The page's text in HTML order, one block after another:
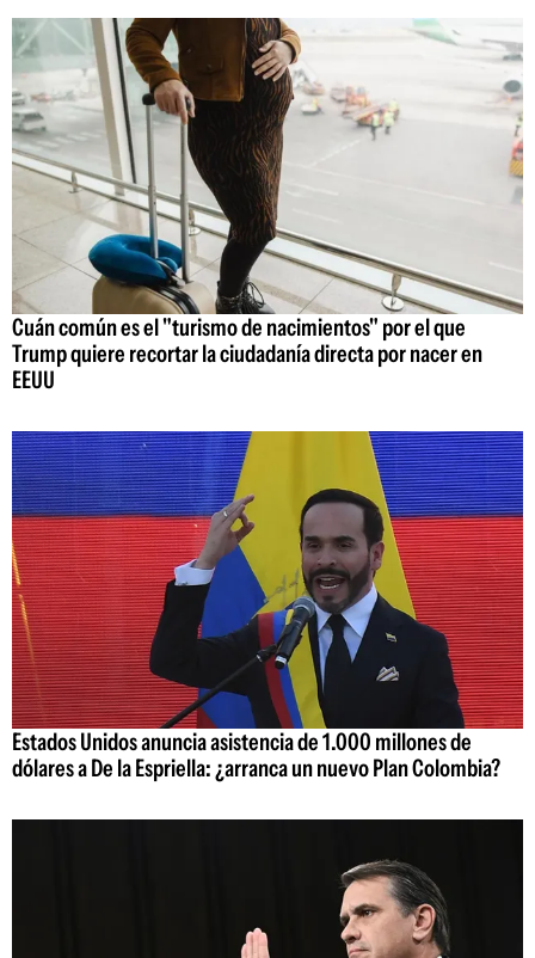
Cuán común es el "turismo de nacimientos" por el que
Trump quiere recortar la ciudadanía directa por nacer en
EEUU
Estados Unidos anuncia asistencia de 1.000 millones de
dólares a De la Espriella: ¿arranca un nuevo Plan Colombia?